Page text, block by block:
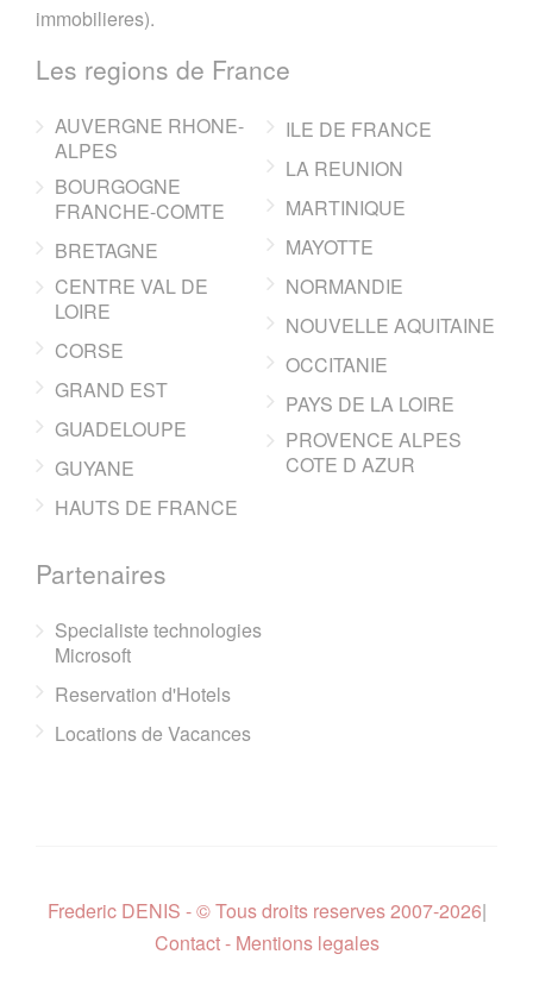
immobilieres).
Les regions de France
AUVERGNE RHONE-
ALPES
BOURGOGNE
FRANCHE-COMTE
BRETAGNE
CENTRE VAL DE
LOIRE
CORSE
GRAND EST
GUADELOUPE
GUYANE
HAUTS DE FRANCE
ILE DE FRANCE
LA REUNION
MARTINIQUE
MAYOTTE
NORMANDIE
NOUVELLE AQUITAINE
OCCITANIE
PAYS DE LA LOIRE
PROVENCE ALPES
COTE D AZUR
Partenaires
Specialiste technologies
Microsoft
Reservation d'Hotels
Locations de Vacances
Frederic DENIS - © Tous droits reserves 2007-2026|
Contact - Mentions legales